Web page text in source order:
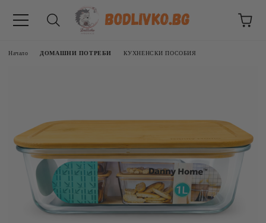
Начало ДОМАШНИ ПОТРЕБИ КУХНЕНСКИ ПОСОБИЯ